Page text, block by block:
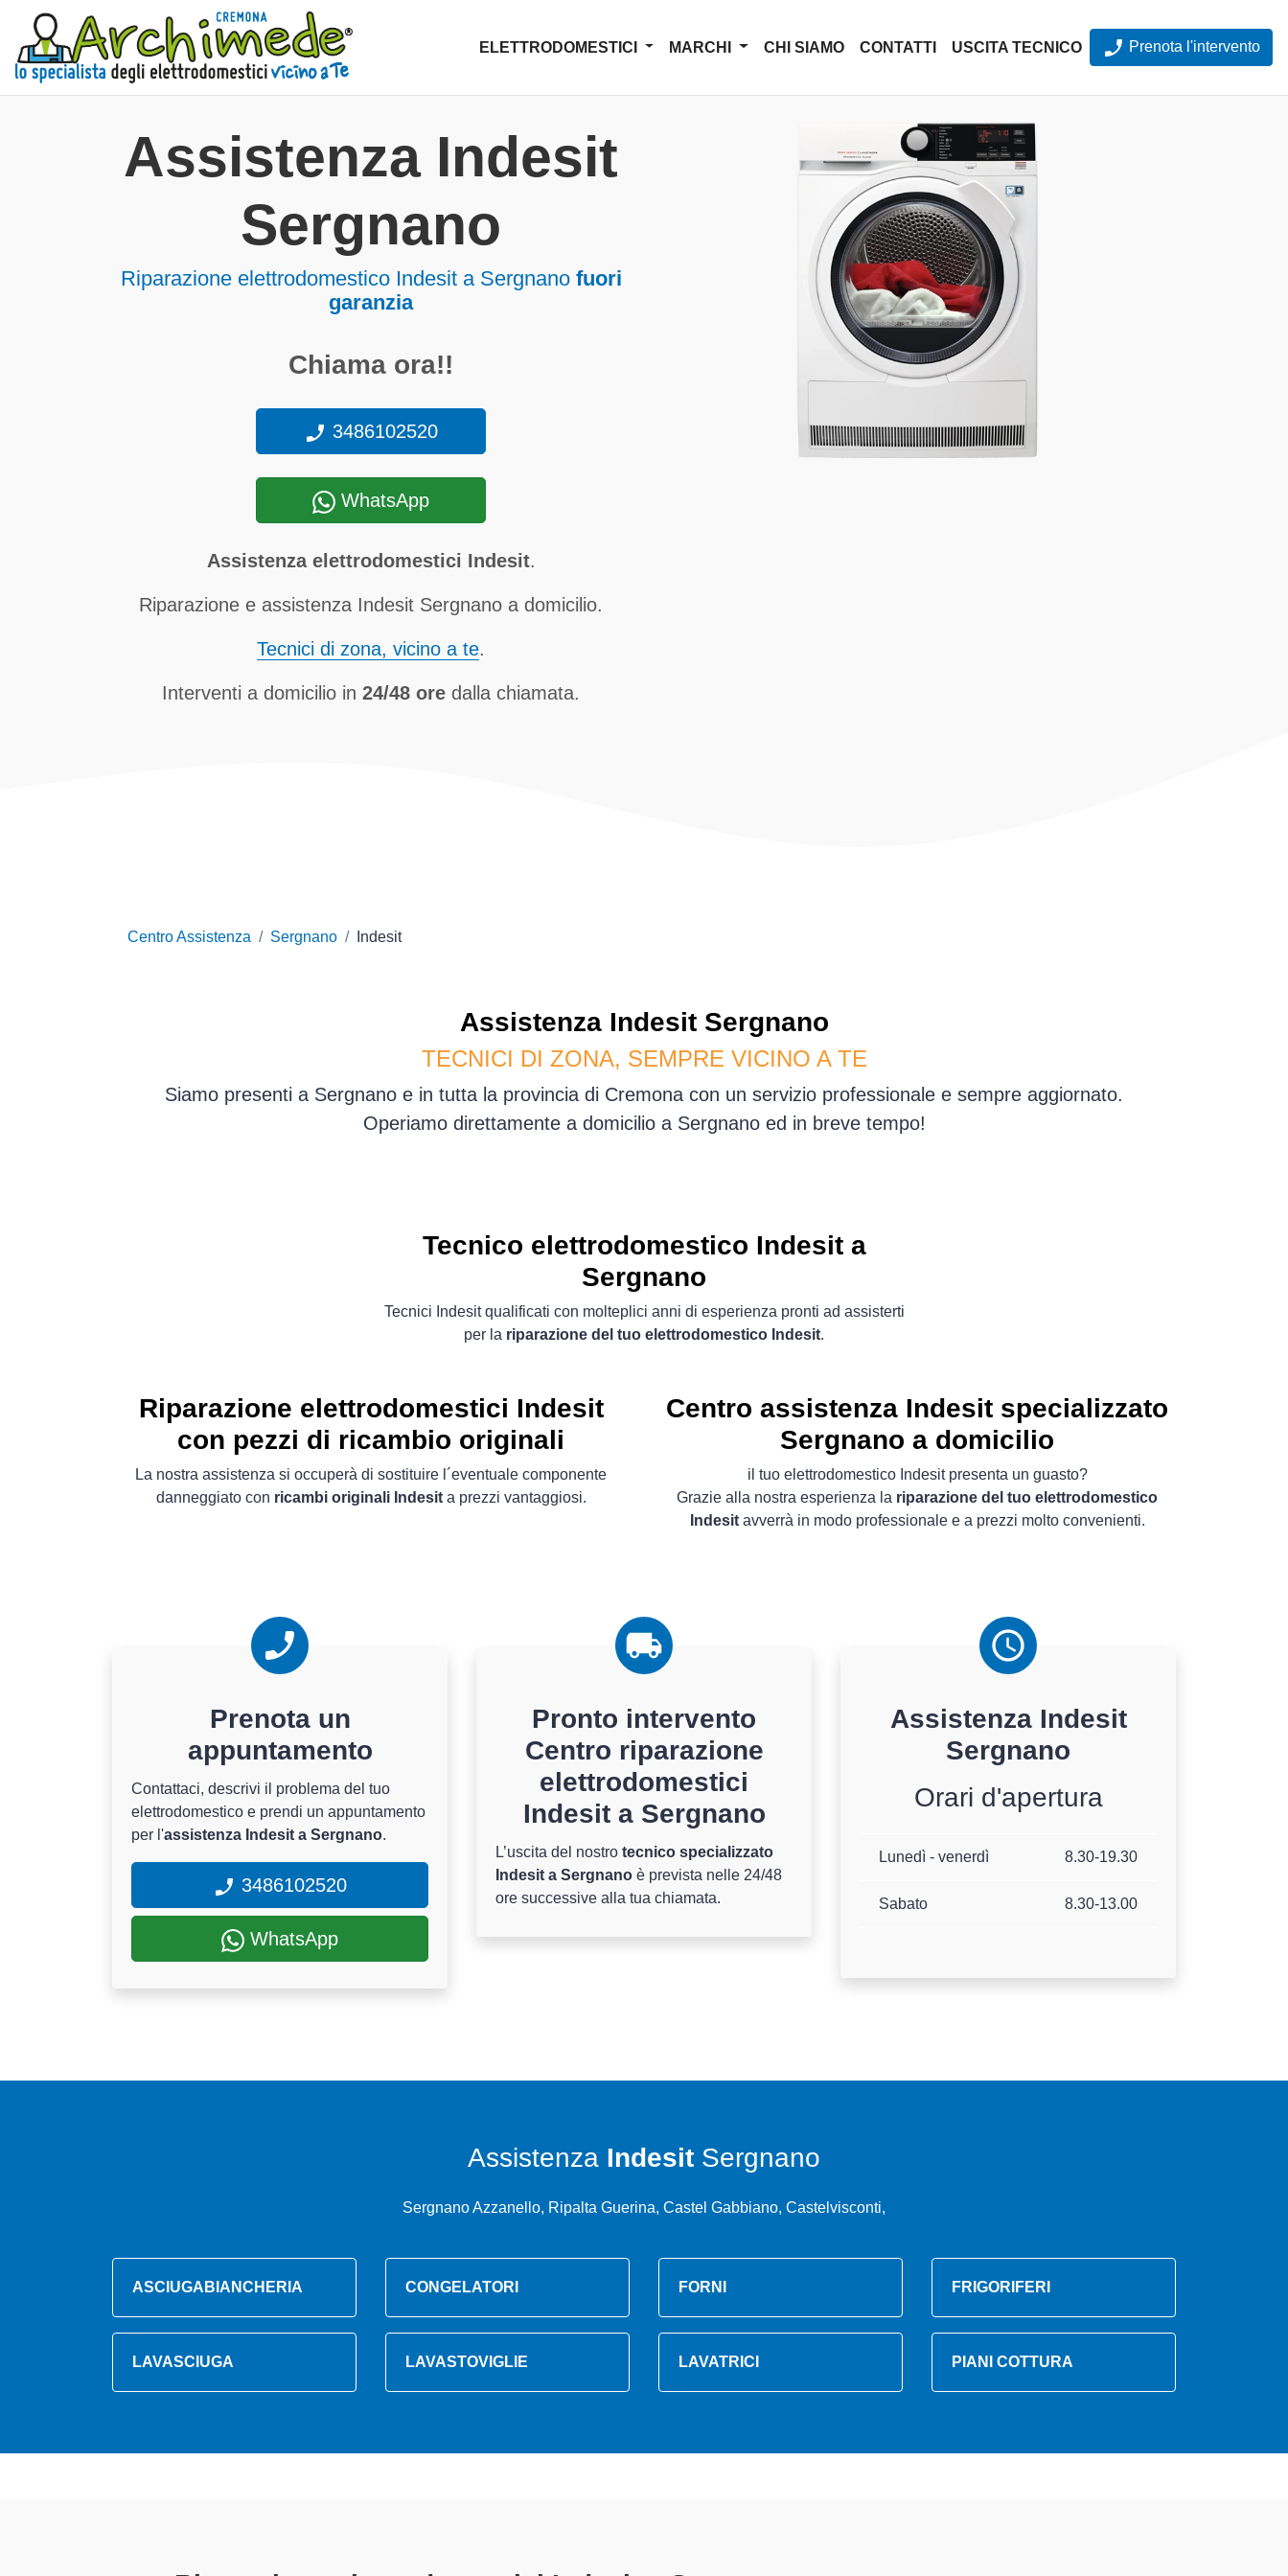
ELETTRODOMESTICI MARCHI CHI SIAMO CONTATTI USCITA TECNICO Prenota l'intervento
Assistenza Indesit
Sergnano
Riparazione elettrodomestico Indesit a Sergnano fuori
garanzia
Chiama ora!!
3486102520
WhatsApp
Assistenza elettrodomestici Indesit.
Riparazione e assistenza Indesit Sergnano a domicilio.
Tecnici di zona, vicino a te.
Interventi a domicilio in 24/48 ore dalla chiamata.
Centro Assistenza Sergnano Indesit
Assistenza IndesitSergnano
TECNICI DI ZONA, SEMPRE VICINO A TE
Siamo presenti a Sergnano e in tutta la provincia di Cremona con un servizio professionale e sempre aggiornato.
Operiamo direttamente a domicilio a Sergnano ed in breve tempo!
Tecnico elettrodomestico Indesit a
Sergnano
Tecnici Indesit qualificati con molteplici anni di esperienza pronti ad assisterti
per la riparazione del tuo elettrodomestico Indesit.
Riparazione elettrodomestici Indesit
con pezzi di ricambio originali
La nostra assistenza si occuperà di sostituire l´eventuale componente
danneggiato con ricambi originali Indesita prezzi vantaggiosi.
Centro assistenza Indesit specializzato
Sergnano a domicilio
il tuo elettrodomestico Indesit presenta un guasto?
Grazie alla nostra esperienza la riparazione del tuo elettrodomestico
Indesitavverrà in modo professionale e a prezzi molto convenienti.
Prenota un
appuntamento
Contattaci, descrivi il problema del tuo
elettrodomestico e prendi un appuntamento
per l'assistenza Indesit a Sergnano.
3486102520
WhatsApp
Pronto intervento
Centro riparazione
elettrodomestici
Indesit a Sergnano
L’uscita del nostro tecnico specializzato
Indesit a Sergnano è prevista nelle 24/48
ore successive alla tua chiamata.
Assistenza Indesit
Sergnano
Orari d'apertura
Lunedì - venerdì 8.30-19.30
Sabato 8.30-13.00
Assistenza Indesit Sergnano
Sergnano Azzanello, Ripalta Guerina, Castel Gabbiano, Castelvisconti,
ASCIUGABIANCHERIA CONGELATORI FORNI FRIGORIFERI
LAVASCIUGA LAVASTOVIGLIE LAVATRICI PIANI COTTURA